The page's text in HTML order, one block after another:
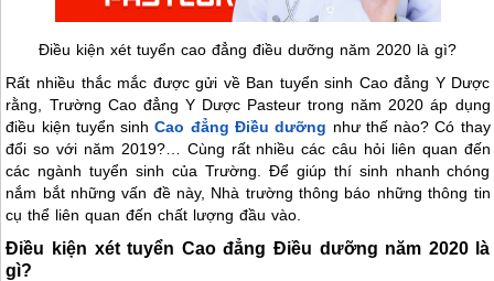
Điều kiện xét tuyển cao đẳng điều dưỡng năm 2020 là gì?
Rất nhiều thắc mắc được gửi về Ban tuyển sinh Cao đẳng Y Dược
rằng, Trường Cao đẳng Y Dược Pasteur trong năm 2020 áp dụng
điều kiện tuyển sinhCao đẳng Điều dưỡng như thế nào? Có thay
đổi so với năm 2019?… Cùng rất nhiều các câu hỏi liên quan đến
các ngành tuyển sinh của Trường. Để giúp thí sinh nhanh chóng
nắm bắt những vấn đề này, Nhà trường thông báo những thông tin
cụ thể liên quan đến chất lượng đầu vào.
Điều kiện xét tuyển Cao đẳng Điều dưỡng năm 2020 là
gì?